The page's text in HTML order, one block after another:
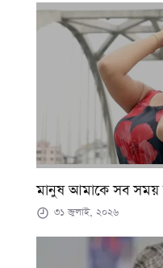
মানুষ আমাকে সব সময়
৩১ জুলাই, ২০২৬